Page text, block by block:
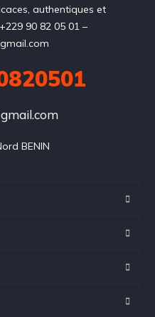
authentiques et
90 82 05 01 –
BENIN